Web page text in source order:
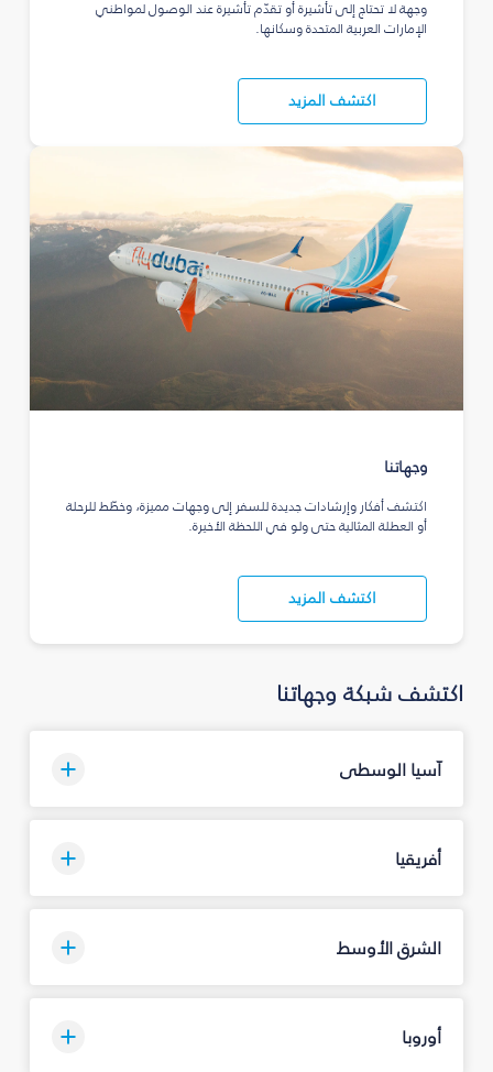
وجهة لا تحتاج إلى تأشيرة أو تقدّم تأشيرة عند الوصول لمواطني
الإمارات العربية المتحدة وسكانها.
اكتشف المزيد
وجهاتنا
اكتشف أفكار وإرشادات جديدة للسفر إلى وجهات مميزة، وخطّط للرحلة
أو العطلة المثالية حتى ولو في اللحظة الأخيرة.
اكتشف المزيد
اكتشف شبكة وجهاتنا
آسيا الوسطى
أفريقيا
الشرق الأوسط
أوروبا